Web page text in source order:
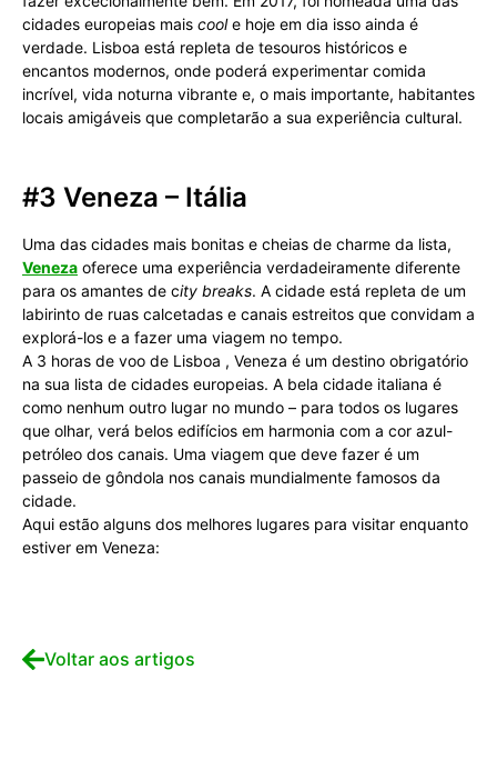
cidades europeias mais coole hoje em dia isso ainda é
verdade. Lisboa está repleta de tesouros históricos e
encantos modernos, onde poderá experimentar comida
incrível, vida noturna vibrante e, o mais importante, habitantes
locais amigáveis ​​que completarão a sua experiência cultural.
#3 Veneza – Itália
Uma das cidades mais bonitas e cheias de charme da lista,
Veneza oferece uma experiência verdadeiramente diferente
para os amantes de city breaks. A cidade está repleta de um
labirinto de ruas calcetadas e canais estreitos que convidam a
explorá-los e a fazer uma viagem no tempo.
A 3 horas de voo de Lisboa , Veneza é um destino obrigatório
na sua lista de cidades europeias. A bela cidade italiana é
como nenhum outro lugar no mundo – para todos os lugares
que olhar, verá belos edifícios em harmonia com a cor azul-
petróleo dos canais. Uma viagem que deve fazer é um
passeio de gôndola nos canais mundialmente famosos da
cidade.
Aqui estão alguns dos melhores lugares para visitar enquanto
estiver em Veneza:
Voltar aos artigos